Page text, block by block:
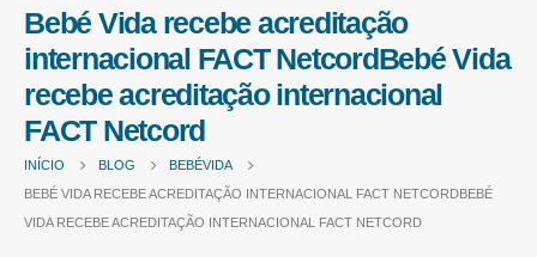
Bebé Vida recebe acreditação
internacional FACT NetcordBebé Vida
recebe acreditação internacional
FACT Netcord
INÍCIO BLOG
BEBÉVIDA
BEBÉ VIDA RECEBE ACREDITAÇÃO INTERNACIONAL FACT NETCORDBEBÉ
VIDA RECEBE ACREDITAÇÃO INTERNACIONAL FACT NETCORD